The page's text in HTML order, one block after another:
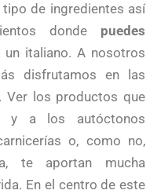
de ingredientes así
donde puedes
italiano. A nosotros
disfrutamos en las
Ver los productos que
y a los autóctonos
o, como no,
te aportan mucha
En el centro de este